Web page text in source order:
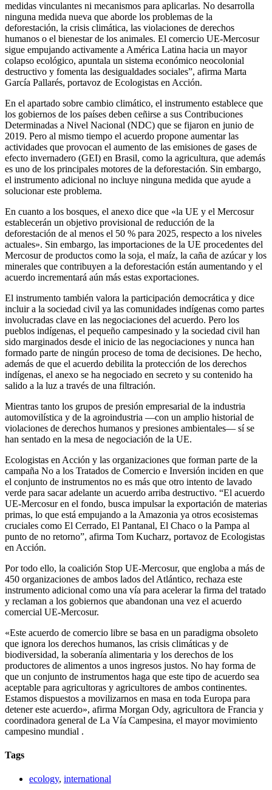
medidas vinculantes ni mecanismos para aplicarlas. No desarrolla
ninguna medida nueva que aborde los problemas de la
deforestación, la crisis climática, las violaciones de derechos
humanos o el bienestar de los animales. El comercio UE-Mercosur
sigue empujando activamente a América Latina hacia un mayor
colapso ecológico, apuntala un sistema económico neocolonial
destructivo y fomenta las desigualdades sociales”, afirma Marta
García Pallarés, portavoz de Ecologistas en Acción.
En el apartado sobre cambio climático, el instrumento establece que
los gobiernos de los países deben ceñirse a sus Contribuciones
Determinadas a Nivel Nacional (NDC) que se fijaron en junio de
2019. Pero al mismo tiempo el acuerdo propone aumentar las
actividades que provocan el aumento de las emisiones de gases de
efecto invernadero (GEI) en Brasil, como la agricultura, que además
es uno de los principales motores de la deforestación. Sin embargo,
el instrumento adicional no incluye ninguna medida que ayude a
solucionar este problema.
En cuanto a los bosques, el anexo dice que «la UE y el Mercosur
establecerán un objetivo provisional de reducción de la
deforestación de al menos el 50 % para 2025, respecto a los niveles
actuales». Sin embargo, las importaciones de la UE procedentes del
Mercosur de productos como la soja, el maíz, la caña de azúcar y los
minerales que contribuyen a la deforestación están aumentando y el
acuerdo incrementará aún más estas exportaciones.
El instrumento también valora la participación democrática y dice
incluir a la sociedad civil ya las comunidades indígenas como partes
involucradas clave en las negociaciones del acuerdo. Pero los
pueblos indígenas, el pequeño campesinado y la sociedad civil han
sido marginados desde el inicio de las negociaciones y nunca han
formado parte de ningún proceso de toma de decisiones. De hecho,
además de que el acuerdo debilita la protección de los derechos
indígenas, el anexo se ha negociado en secreto y su contenido ha
salido a la luz a través de una filtración.
Mientras tanto los grupos de presión empresarial de la industria
automovilística y de la agroindustria —con un amplio historial de
violaciones de derechos humanos y presiones ambientales— sí se
han sentado en la mesa de negociación de la UE.
Ecologistas en Acción y las organizaciones que forman parte de la
campaña No a los Tratados de Comercio e Inversión inciden en que
el conjunto de instrumentos no es más que otro intento de lavado
verde para sacar adelante un acuerdo arriba destructivo. “El acuerdo
UE-Mercosur en el fondo, busca impulsar la exportación de materias
primas, lo que está empujando a la Amazonia ya otros ecosistemas
cruciales como El Cerrado, El Pantanal, El Chaco o la Pampa al
punto de no retorno”, afirma Tom Kucharz, portavoz de Ecologistas
en Acción.
Por todo ello, la coalición Stop UE-Mercosur, que engloba a más de
450 organizaciones de ambos lados del Atlántico, rechaza este
instrumento adicional como una vía para acelerar la firma del tratado
y reclaman a los gobiernos que abandonan una vez el acuerdo
comercial UE-Mercosur.
«Este acuerdo de comercio libre se basa en un paradigma obsoleto
que ignora los derechos humanos, las crisis climáticas y de
biodiversidad, la soberanía alimentaria y los derechos de los
productores de alimentos a unos ingresos justos. No hay forma de
que un conjunto de instrumentos haga que este tipo de acuerdo sea
aceptable para agricultoras y agricultores de ambos continentes.
Estamos dispuestos a movilizarnos en masa en toda Europa para
detener este acuerdo», afirma Morgan Ody, agricultora de Francia y
coordinadora general de La Vía Campesina, el mayor movimiento
campesino mundial .
Tags
ecology, international